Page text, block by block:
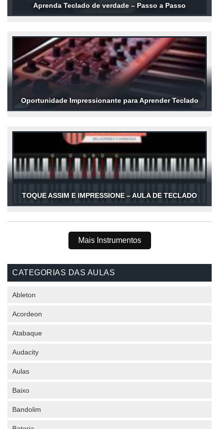
Aprenda Teclado de verdade – Passo a Passo
Oportunidade Impressionante para Aprender Teclado
TOQUE ASSIM E IMPRESSIONE – AULA DE TECLADO
Mais Instrumentos
CATEGORIAS DAS AULAS
Ableton
Acordeon
Atabaque
Audacity
Aulas
Baixo
Bandolim